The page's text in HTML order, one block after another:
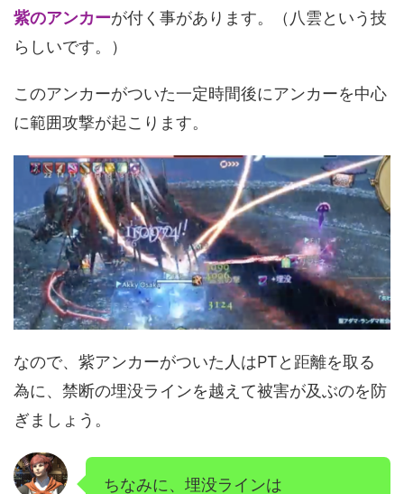
紫のアンカーが付く事があります。（八雲という技
らしいです。）
このアンカーがついた一定時間後にアンカーを中心
に範囲攻撃が起こります。
なので、紫アンカーがついた人はPTと距離を取る
為に、禁断の埋没ラインを越えて被害が及ぶのを防
ぎましょう。
ちなみに、埋没ラインは